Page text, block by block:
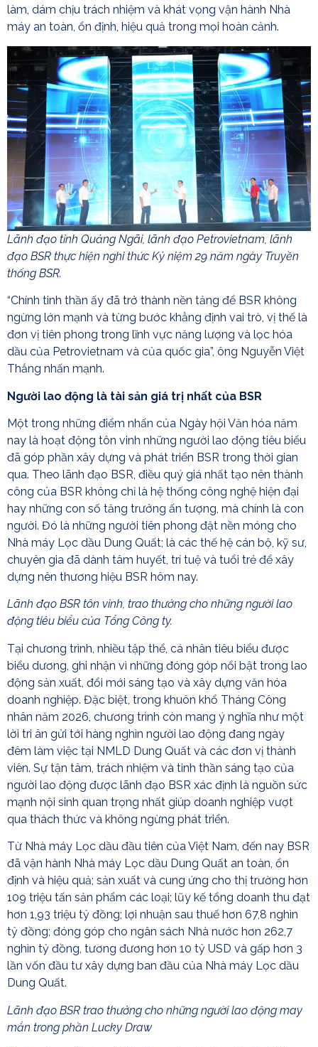
làm, dám chịu trách nhiệm và khát vọng vận hành Nhà
máy an toàn, ổn định, hiệu quả trong mọi hoàn cảnh.
Lãnh đạo tỉnh Quảng Ngãi, lãnh đạo Petrovietnam, lãnh
đạo BSR thực hiện nghi thức Kỷ niệm 29 năm ngày Truyền
thống BSR.
“Chính tinh thần ấy đã trở thành nền tảng để BSR không
ngừng lớn mạnh và từng bước khẳng định vai trò, vị thế là
đơn vị tiên phong trong lĩnh vực năng lượng và lọc hóa
dầu của Petrovietnam và của quốc gia”, ông Nguyễn Việt
Thắng nhấn mạnh.
Người lao động là tài sản giá trị nhất của BSR
Một trong những điểm nhấn của Ngày hội Văn hóa năm
nay là hoạt động tôn vinh những người lao động tiêu biểu
đã góp phần xây dựng và phát triển BSR trong thời gian
qua. Theo lãnh đạo BSR, điều quý giá nhất tạo nên thành
công của BSR không chỉ là hệ thống công nghệ hiện đại
hay những con số tăng trưởng ấn tượng, mà chính là con
người. Đó là những người tiên phong đặt nền móng cho
Nhà máy Lọc dầu Dung Quất; là các thế hệ cán bộ, kỹ sư,
chuyên gia đã dành tâm huyết, trí tuệ và tuổi trẻ để xây
dựng nên thương hiệu BSR hôm nay.
Lãnh đạo BSR tôn vinh, trao thưởng cho những người lao
động tiêu biểu của Tổng Công ty.
Tại chương trình, nhiều tập thể, cá nhân tiêu biểu được
biểu dương, ghi nhận vì những đóng góp nổi bật trong lao
động sản xuất, đổi mới sáng tạo và xây dựng văn hóa
doanh nghiệp. Đặc biệt, trong khuôn khổ Tháng Công
nhân năm 2026, chương trình còn mang ý nghĩa như một
lời tri ân gửi tới hàng nghìn người lao động đang ngày
đêm làm việc tại NMLD Dung Quất và các đơn vị thành
viên. Sự tận tâm, trách nhiệm và tinh thần sáng tạo của
người lao động được lãnh đạo BSR xác định là nguồn sức
mạnh nội sinh quan trọng nhất giúp doanh nghiệp vượt
qua thách thức và không ngừng phát triển.
Từ Nhà máy Lọc dầu đầu tiên của Việt Nam, đến nay BSR
đã vận hành Nhà máy Lọc dầu Dung Quất an toàn, ổn
định và hiệu quả; sản xuất và cung ứng cho thị trường hơn
109 triệu tấn sản phẩm các loại; lũy kế tổng doanh thu đạt
hơn 1,93 triệu tỷ đồng; lợi nhuận sau thuế hơn 67,8 nghìn
tỷ đồng; đóng góp cho ngân sách Nhà nước hơn 262,7
nghìn tỷ đồng, tương đương hơn 10 tỷ USD và gấp hơn 3
lần vốn đầu tư xây dựng ban đầu của Nhà máy Lọc dầu
Dung Quất.
Lãnh đạo BSR trao thưởng cho những người lao động may
mắn trong phần Lucky Draw